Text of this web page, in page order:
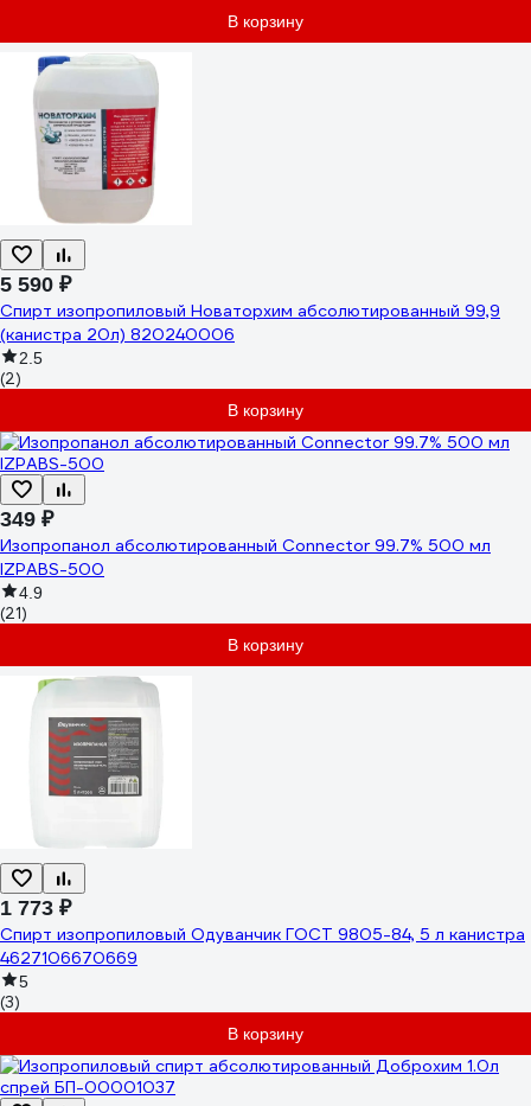
В корзину
5 590 ₽
Спирт изопропиловый Новаторхим абсолютированный 99,9
(канистра 20л) 820240006
2.5
(2)
В корзину
349 ₽
Изопропанол абсолютированный Connector 99.7% 500 мл
IZPABS-500
4.9
(21)
В корзину
1 773 ₽
Спирт изопропиловый Одуванчик ГОСТ 9805-84, 5 л канистра
4627106670669
5
(3)
В корзину